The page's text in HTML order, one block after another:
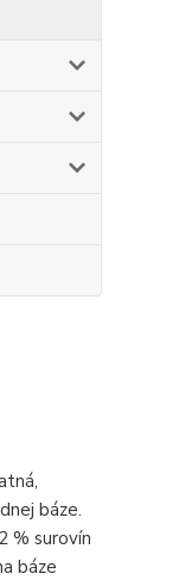
báze.
% surovín
báze